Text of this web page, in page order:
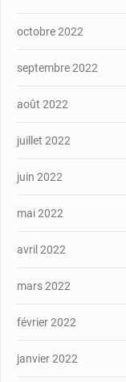
octobre 2022
septembre 2022
août 2022
juillet 2022
juin 2022
mai 2022
avril 2022
mars 2022
février 2022
janvier 2022